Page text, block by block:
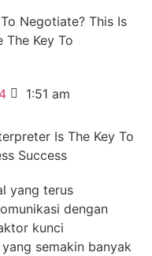
Negotiate? This Is
The Key To
1:51 am
yang terus
dengan
kunci
semakin banyak